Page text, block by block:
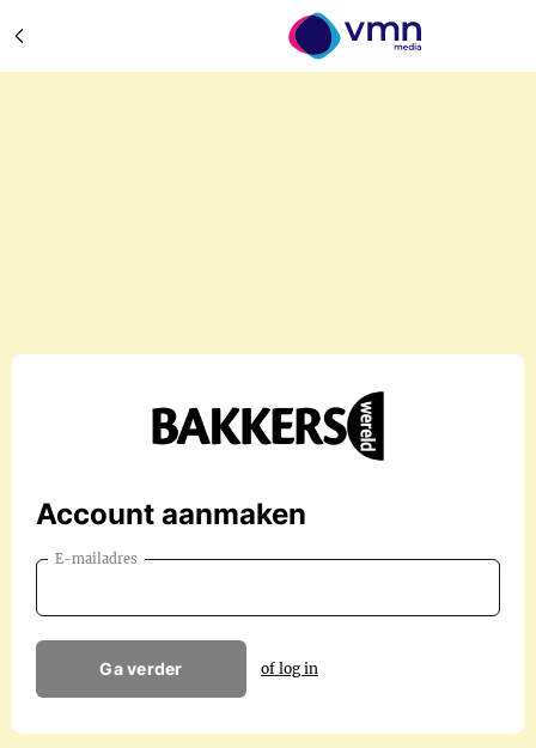
Account aanmaken
E-mailadres
Ga verder of log in